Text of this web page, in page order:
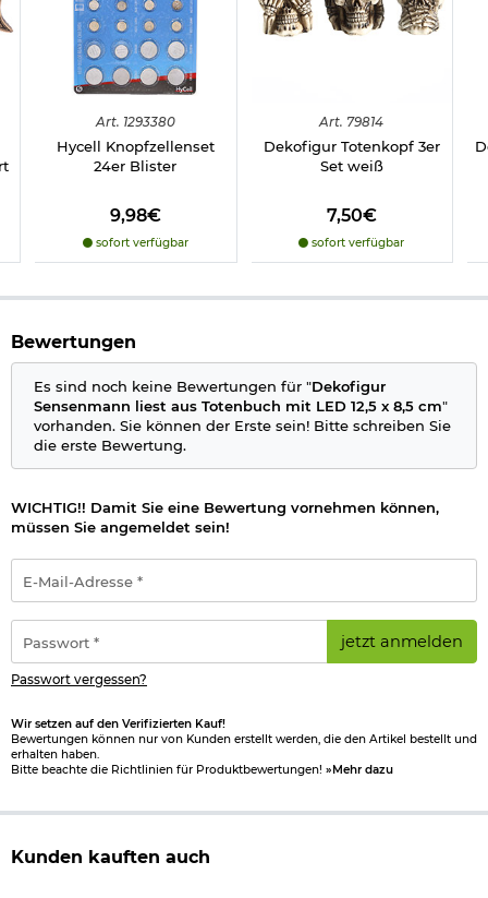
Art. 1293380
Hycell Knopfzellenset
24er Blister
9,98€
sofort verfügbar
Art. 79814
Dekofigur Totenkopf 3er
Set weiß
7,50€
sofort verfügbar
Bewertungen
Es sind noch keine Bewertungen für "Dekofigur
Sensenmann liest aus Totenbuch mit LED 12,5 x 8,5 cm"
vorhanden. Sie können der Erste sein! Bitte schreiben Sie
die erste Bewertung.
WICHTIG!! Damit Sie eine Bewertung vornehmen können,
müssen Sie angemeldet sein!
Mail-
Adresse
*
jetzt anmelden
Passwort vergessen?
Wir setzen auf den Verifizierten Kauf!
Bewertungen können nur von Kunden erstellt werden, die den Artikel bestellt und
erhalten haben.
Bitte beachte die Richtlinien für Produktbewertungen! »Mehr dazu
Kunden kauften auch